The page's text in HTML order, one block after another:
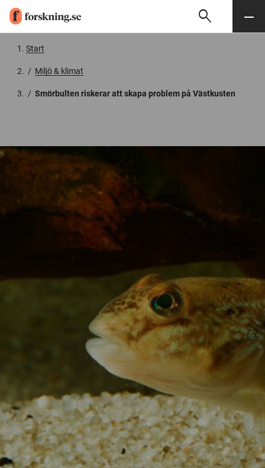
Söksearch Meny
Start
/ Miljö & klimat
/ Smörbulten riskerar att skapa problem på Västkusten